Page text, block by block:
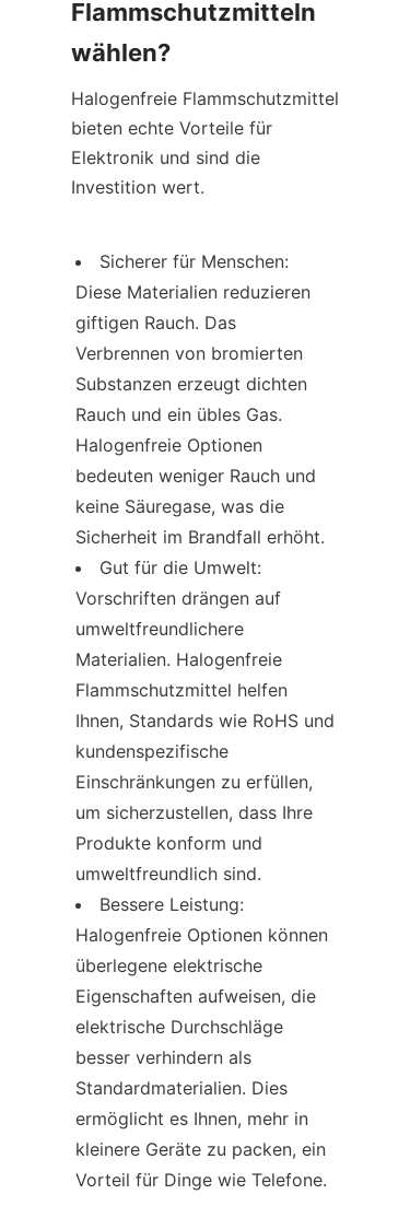
Flammschutzmitteln
wählen?
Halogenfreie Flammschutzmittel
bieten echte Vorteile für
Elektronik und sind die
Investition wert.
Sicherer für Menschen:
Diese Materialien reduzieren
giftigen Rauch. Das
Verbrennen von bromierten
Substanzen erzeugt dichten
Rauch und ein übles Gas.
Halogenfreie Optionen
bedeuten weniger Rauch und
keine Säuregase, was die
Sicherheit im Brandfall erhöht.
Gut für die Umwelt:
Vorschriften drängen auf
umweltfreundlichere
Materialien. Halogenfreie
Flammschutzmittel helfen
Ihnen, Standards wie RoHS und
kundenspezifische
Einschränkungen zu erfüllen,
um sicherzustellen, dass Ihre
Produkte konform und
umweltfreundlich sind.
Bessere Leistung:
Halogenfreie Optionen können
überlegene elektrische
Eigenschaften aufweisen, die
elektrische Durchschläge
besser verhindern als
Standardmaterialien. Dies
ermöglicht es Ihnen, mehr in
kleinere Geräte zu packen, ein
Vorteil für Dinge wie Telefone.